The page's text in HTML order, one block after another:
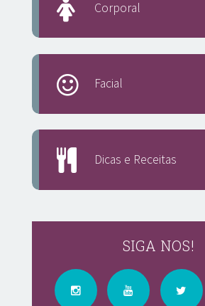
Corporal
Facial
Dicas e Receitas
SIGA NOS!